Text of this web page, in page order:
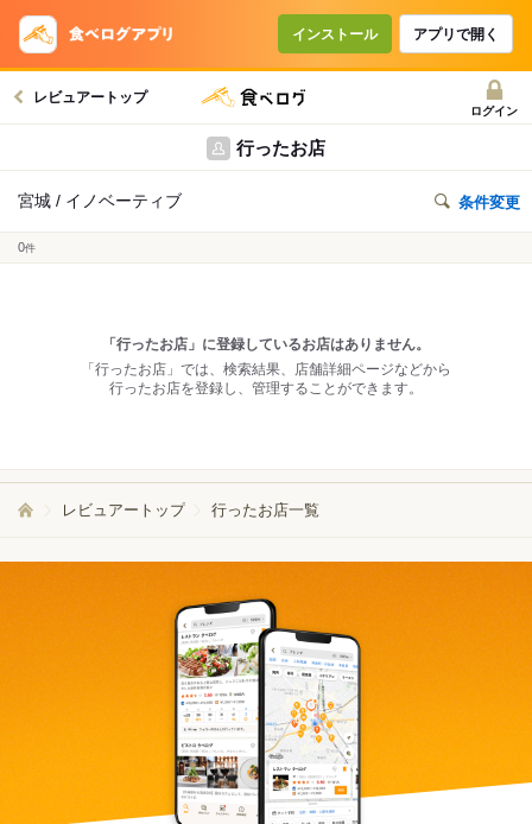
インストール アプリで開く
レビュアートップ
ログイン
行ったお店
宮城 / イノベーティブ 条件変更
0件
「行ったお店」に登録しているお店はありません。
「行ったお店」では、検索結果、店舗詳細ページなどから
行ったお店を登録し、管理することができます。
レビュアートップ 行ったお店一覧